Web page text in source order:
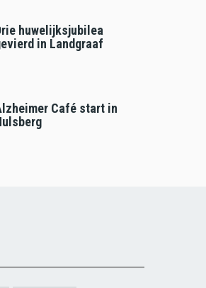
huwelijksjubilea
in Landgraaf
Café start in